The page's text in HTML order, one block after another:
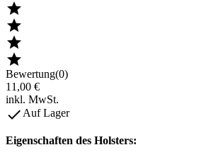




Bewertung(0)
11,00 €
inkl. MwSt.
 Auf Lager
Eigenschaften des Holsters: